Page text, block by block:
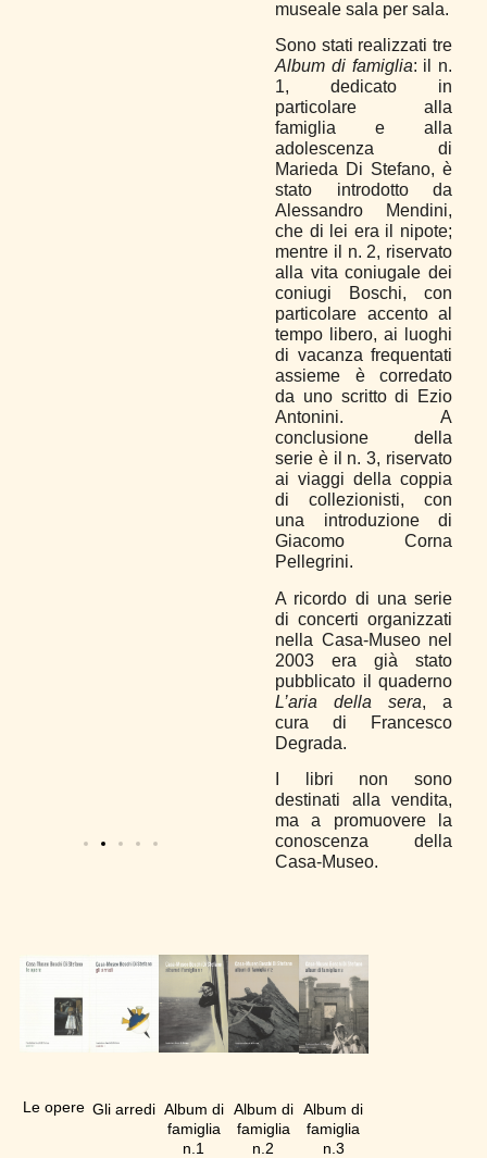
museale sala per sala.
Sono stati realizzati tre
Album di famiglia: il n.
1, dedicato in
particolare alla
famiglia e alla
adolescenza di
Marieda Di Stefano, è
stato introdotto da
Alessandro Mendini,
che di lei era il nipote;
mentre il n. 2, riservato
alla vita coniugale dei
coniugi Boschi, con
particolare accento al
tempo libero, ai luoghi
di vacanza frequentati
assieme è corredato
da uno scritto di Ezio
Antonini. A
conclusione della
serie è il n. 3, riservato
ai viaggi della coppia
di collezionisti, con
una introduzione di
Giacomo Corna
Pellegrini.
A ricordo di una serie
di concerti organizzati
nella Casa-Museo nel
2003 era già stato
pubblicato il quaderno
L’aria della sera, a
cura di Francesco
Degrada.
I libri non sono
destinati alla vendita,
ma a promuovere la
conoscenza della
Casa-Museo.
Le opere Gli arredi Album di
famiglia
n.1
Album di
famiglia
n.2
Album di
famiglia
n.3